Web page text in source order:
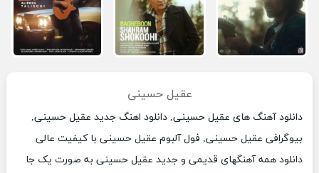
عقیل حسینی
دانلود آهنگ های عقیل حسینی, دانلود اهنگ جدید عقیل حسینی,
بیوگرافی عقیل حسینی, فول آلبوم عقیل حسینی با کیفیت عالی
دانلود همه آهنگهای قدیمی و جدید عقیل حسینی به صورت یک جا